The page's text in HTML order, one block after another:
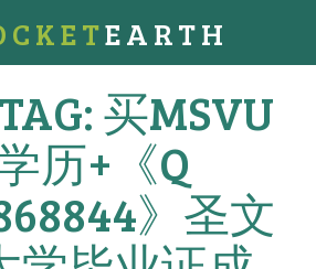
EARTH
买MSVU
历+《Q
》圣文